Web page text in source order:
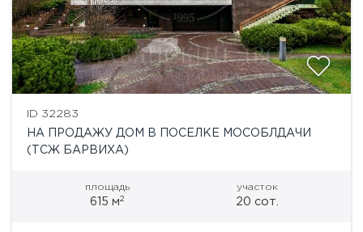
ID 32283
НА ПРОДАЖУ ДОМ В ПОСЕЛКЕ МОСОБЛДАЧИ
(ТСЖ БАРВИХА)
площадь
615 м2
участок
20 сот.